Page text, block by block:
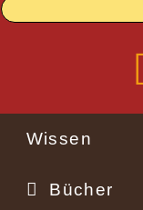
Wissen
Bücher